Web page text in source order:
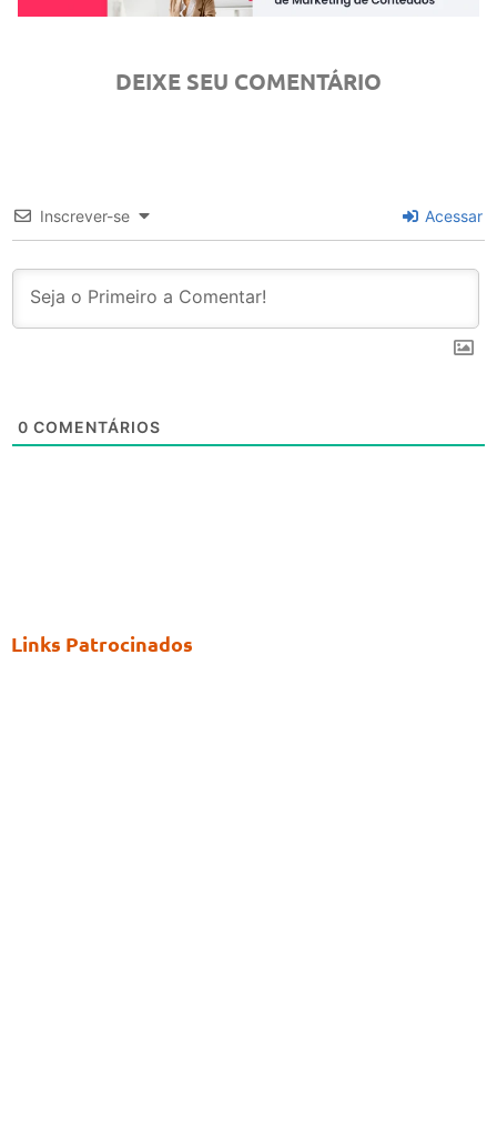
DEIXE SEU COMENTÁRIO
Inscrever-se Acessar
0 COMENTÁRIOS
Links Patrocinados